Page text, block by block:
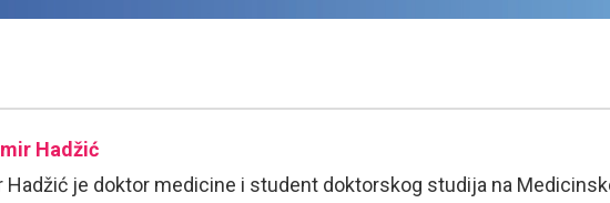
Hadžić
Hadžić je doktor medicine i student doktorskog studija na